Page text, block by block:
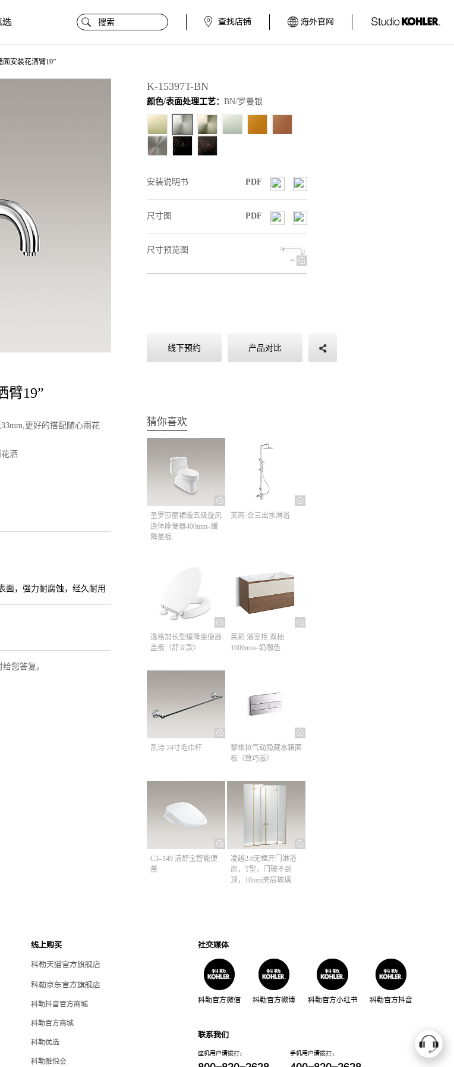
选 查找店铺 海外官网
面安装花洒臂19”
臂19”
更好的搭配随心雨花
洒
面，强力耐腐蚀，经久耐用
您答复。
K-15397T-BN
颜色/表面处理工艺： BN/罗曼银
安装说明书 PDF
尺寸图 PDF
尺寸预览图
线下预约 产品对比
猜你喜欢
圣罗莎丽裙版五级旋风
连体座便器400mm–缓
降盖板
芙芮·合三出水淋浴
逸格加长型缓降坐便器
盖板（舒立款）
芙彩 浴室柜 双抽
1000mm–奶咖色
凯诗 24寸毛巾杆​
黎维拉气动隐藏水箱面
板（致巧版）
C3–149 清舒宝智能便
盖
凌越2.0无框开门淋浴
房，T型，门玻不到
顶，10mm夹层玻璃
线上购买
科勒天猫官方旗舰店
科勒京东官方旗舰店
科勒抖音官方商城
科勒官方商城
科勒优选
科勒雅悦会
社交媒体
科勒官方微信 科勒官方微博 科勒官方小红书 科勒官方抖音
联系我们
座机用户请拨打： 手机用户请拨打：